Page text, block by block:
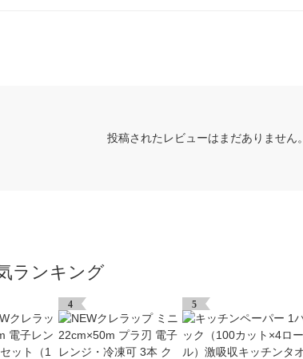
投稿されたレビューはまだありません。
ランキング
4 5